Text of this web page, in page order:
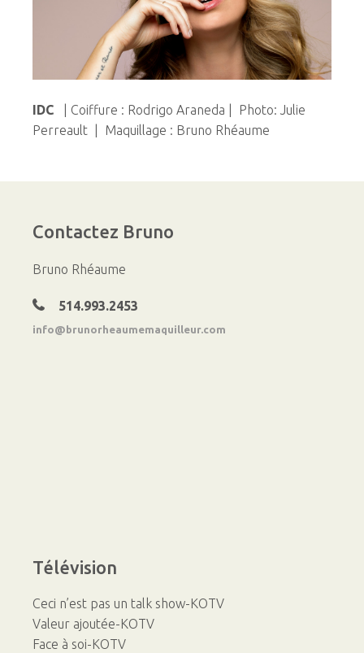
IDC | Coiffure : Rodrigo Araneda | Photo: Julie
Perreault | Maquillage : Bruno Rhéaume
Contactez Bruno
Bruno Rhéaume
514.993.2453
info@brunorheaumemaquilleur.com
Télévision
Ceci n’est pas un talk show-KOTV
Valeur ajoutée-KOTV
Face à soi-KOTV